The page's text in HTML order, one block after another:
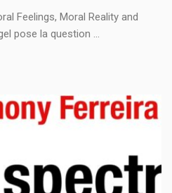
Feelings, Moral Reality and
pose la question ...